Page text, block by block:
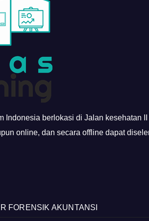
Indonesia berlokasi di Jalan kesehatan
online, dan secara offline dapat
FORENSIK AKUNTANSI